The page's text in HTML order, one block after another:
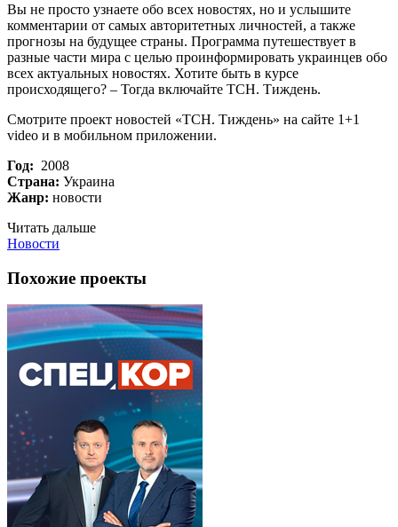
Вы не просто узнаете обо всех новостях, но и услышите
комментарии от самых авторитетных личностей, а также
прогнозы на будущее страны. Программа путешествует в
разные части мира с целью проинформировать украинцев обо
всех актуальных новостях. Хотите быть в курсе
происходящего? – Тогда включайте ТСН. Тиждень.
Смотрите проект новостей «ТСН. Тиждень» на сайте 1+1
video и в мобильном приложении.
Год: 2008
Страна: Украина
Жанр: новости
Читать дальше
Новости
Похожие проекты